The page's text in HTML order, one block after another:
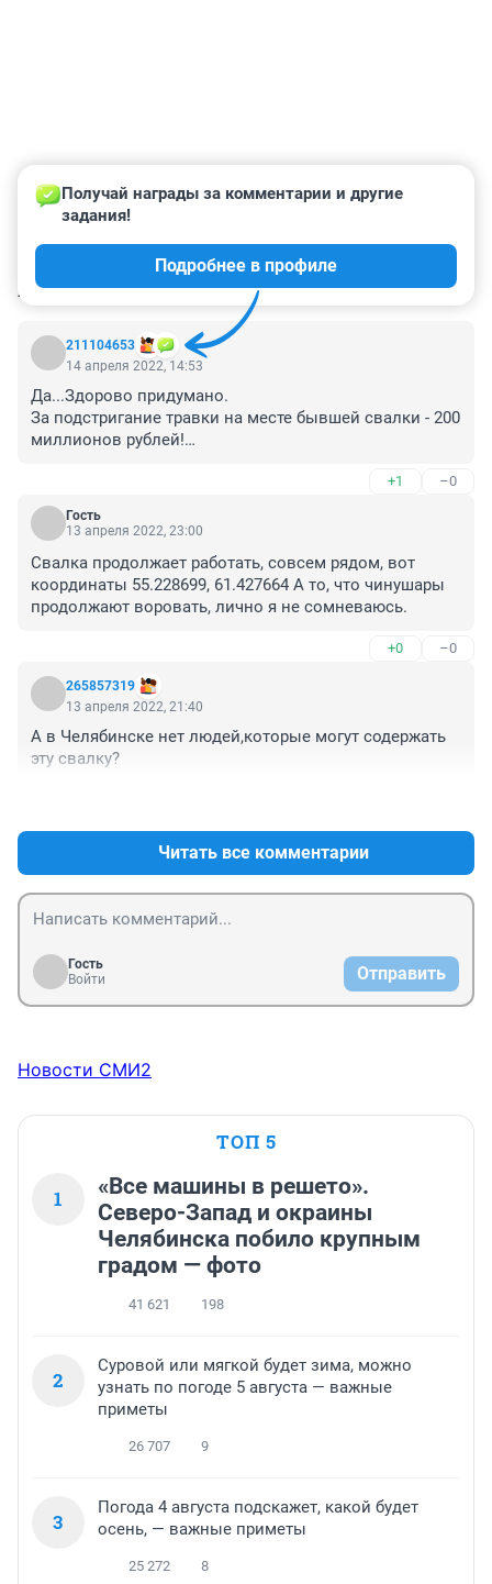
КОММЕНТАРИИ 39
211104653
Получай награды за комментарии и другие
задания!
Подробнее в профиле
14 апреля 2022, 14:53
Да...Здорово придумано.
За подстригание травки на месте бывшей свалки - 200
миллионов рублей!
сооружений фильтрата и ливневых стоков, системы
сбора и установки по утилизации биогаза. В списке
обезвреживание."
Так ничего этого там нет и никогда не было.
+1 –0
Гость
13 апреля 2022, 23:00
Свалка продолжает работать, совсем рядом, вот
координаты 55.228699, 61.427664 А то, что чинушары
продолжают воровать, лично я не сомневаюсь.
+0 –0
265857319
13 апреля 2022, 21:40
А в Челябинске нет людей,которые могут содержать
эту свалку?
Читать все комментарии
Гость
Войти
Отправить
Новости СМИ2
ТОП 5
1
«Все машины в решето».
Северо-Запад и окраины
Челябинска побило крупным
градом — фото
41 621 198
2
Суровой или мягкой будет зима, можно
узнать по погоде 5 августа — важные
приметы
26 707 9
3
Погода 4 августа подскажет, какой будет
осень, — важные приметы
25 272 8